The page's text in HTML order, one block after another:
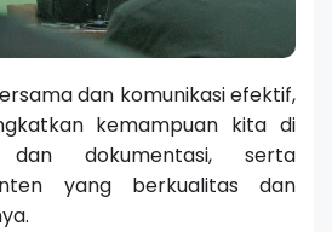
dan komunikasi efektif,
kemampuan kita di
dokumentasi, serta
yang berkualitas dan